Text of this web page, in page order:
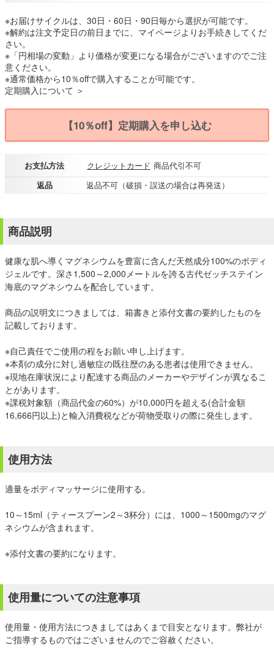
※お届けサイクルは、30日・60日・90日毎から選択が可能です。
※解約は注文予定日の前日までに、マイページよりお手続きしてくだ
さい。
※「円相場の変動」より価格が変更になる場合がございますのでご注
意ください。
※通常価格から10％offで購入することが可能です。
定期購入について ＞
【10％off】定期購入を申し込む
お支払方法 クレジットカード 商品代引不可
返品
返品不可（破損・誤送の場合は再発送）
商品説明
健康な肌へ導くマグネシウムを豊富に含んだ天然成分100%のボディ
ジェルです。深さ1,500～2,000メートルを誇る古代ゼッチステイン
海底のマグネシウムを配合しています。
商品の説明文につきましては、箱書きと添付文書の要約したものを
記載しております。
※自己責任でご使用の程をお願い申し上げます。
※本剤の成分に対し過敏症の既往歴のある患者は使用できません。
※現地在庫状況により配達する商品のメーカーやデザインが異なるこ
とがあります。
※課税対象額（商品代金の60%）が10,000円を超える(合計金額
16,666円以上)と輸入消費税などが荷物受取りの際に発生します。
使用方法
適量をボディマッサージに使用する。
10～15ml（ティースプーン2～3杯分）には、1000～1500mgのマグ
ネシウムが含まれます。
※添付文書の要約になります。
使用量についての注意事項
使用量・使用方法につきましてはあくまで目安となります。弊社が
ご指導するものではございませんのでご容赦ください。